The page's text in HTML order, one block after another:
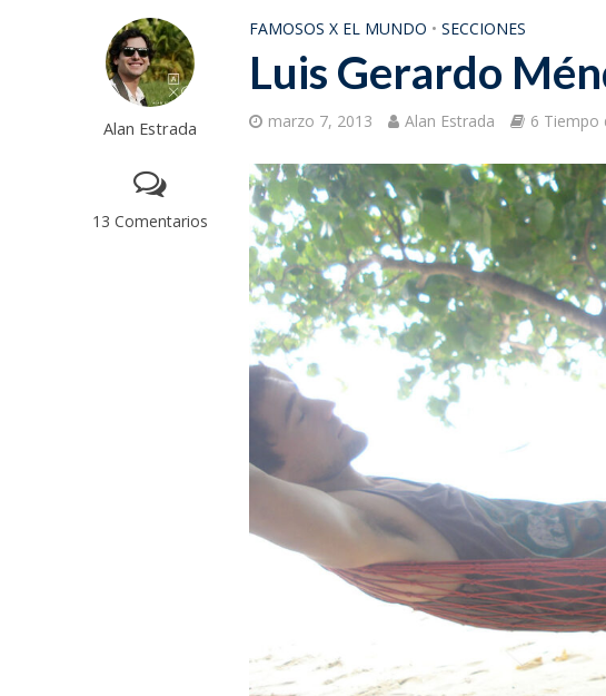
Alan Estrada
13 Comentarios
FAMOSOS X EL MUNDO • SECCIONES
Luis Gerardo
marzo 7, 2013 Alan Estrada 6 Tiempo